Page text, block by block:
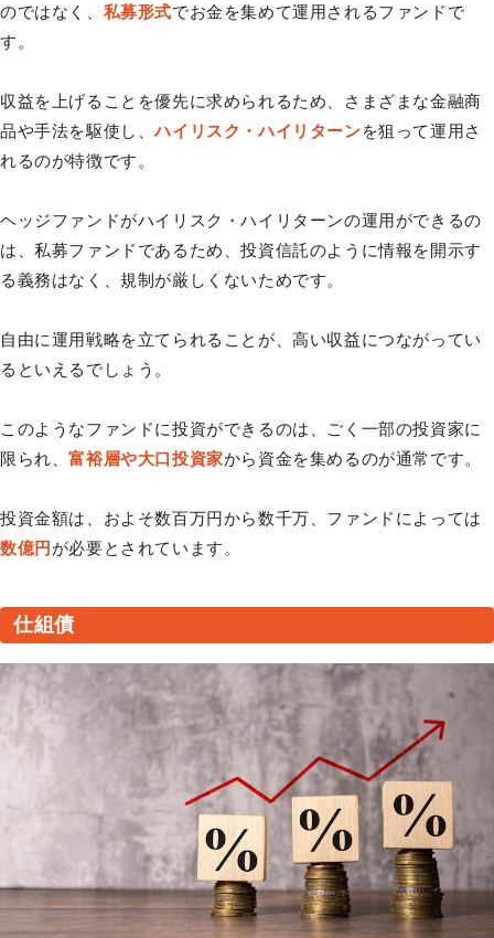
のではなく、 私募形式でお金を集めて運用されるファンドで
す。
収益を上げることを優先に求められるため、さまざまな金融商
品や手法を駆使し、ハイリスク・ハイリターンを狙って運用さ
れるのが特徴です。
ヘッジファンドがハイリスク・ハイリターンの運用ができるの
は、私募ファンドであるため、投資信託のように情報を開示す
る義務はなく、規制が厳しくないためです。
自由に運用戦略を立てられることが、高い収益につながってい
るといえるでしょう。
このようなファンドに投資ができるのは、ごく一部の投資家に
限られ、富裕層や大口投資家から資金を集めるのが通常です。
投資金額は、およそ数百万円から数千万、ファンドによっては
数億円 が必要とされています。
仕組債